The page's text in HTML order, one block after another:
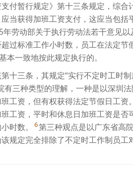
付暂行规定》第十三条规定，综合
当获得加班工资支付，这应当包括
劳动部关于执行劳动法若干意见以
过标准工作小时数，员工在法定节
本一致地按此规定执行的。
十三条，其规定“实行不定时工时
三种类型的理解，一种是以深圳
工资，但有权获得法定节假日工资。
工资，平时和休息日加班工资是否
时数。
6第三种观点是以广东省高
规定完全排除了不定时工作制员工